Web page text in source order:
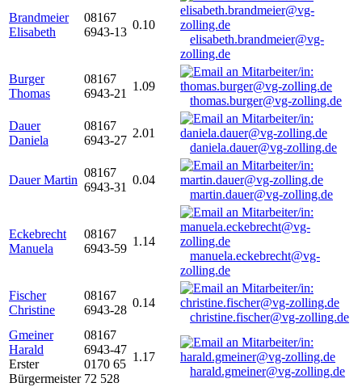
Brandmeier
Elisabeth
08167
6943-13
0.10
elisabeth.brandmeier@vg-
zolling.de
Burger
Thomas
08167
6943-21
1.09
thomas.burger@vg-zolling.de
Dauer
Daniela
08167
6943-27
2.01
daniela.dauer@vg-zolling.de
Dauer Martin
08167
6943-31
0.04
martin.dauer@vg-zolling.de
Eckebrecht
Manuela
08167
6943-59
1.14
manuela.eckebrecht@vg-
zolling.de
Fischer
Christine
08167
6943-28
0.14
christine.fischer@vg-zolling.de
Gmeiner
Harald
Erster
Bürgermeister
08167
6943-47
0170 65
72 528
1.17
harald.gmeiner@vg-zolling.de